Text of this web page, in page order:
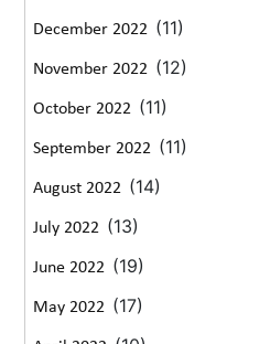
December 2022 (11)
November 2022 (12)
October 2022 (11)
September 2022 (11)
August 2022 (14)
July 2022 (13)
June 2022 (19)
May 2022 (17)